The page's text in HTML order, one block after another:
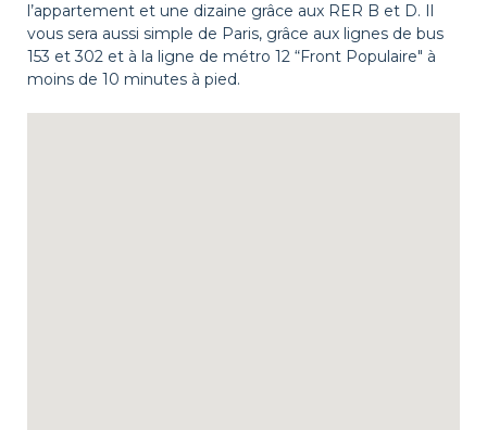
l’appartement et une dizaine grâce aux RER B et D. Il
vous sera aussi simple de Paris, grâce aux lignes de bus
153 et 302 et à la ligne de métro 12 “Front Populaire" à
moins de 10 minutes à pied.